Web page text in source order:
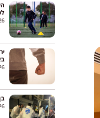
בן 78 אותר ללא